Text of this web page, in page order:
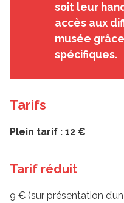
soit leur
accès aux
musée
spécifiques.
Tarifs
Plein tarif : 12 €
Tarif réduit
9 € (sur présentation